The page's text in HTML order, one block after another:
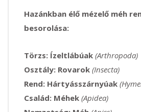
Hazánkban élő mézelő méh
besorolása:
Törzs: Ízeltlábúak (Arthropoda)
Osztály: Rovarok (Insecta)
Rend: Hártyásszárnyúak
Család: Méhek (Apidea)